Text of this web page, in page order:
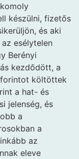
készülni, fizetős
és aki
esélytelen
Berényi
kezdődött, a
költöttek
a hat- és
jelenség, és
a
a
az
eleve